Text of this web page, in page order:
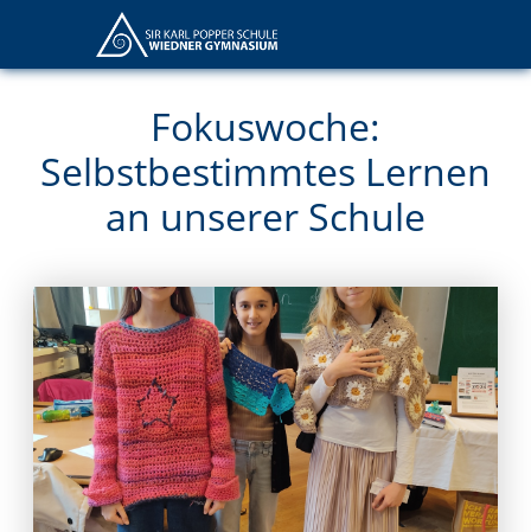
Fokuswoche:
Selbstbestimmtes Lernen
an unserer Schule